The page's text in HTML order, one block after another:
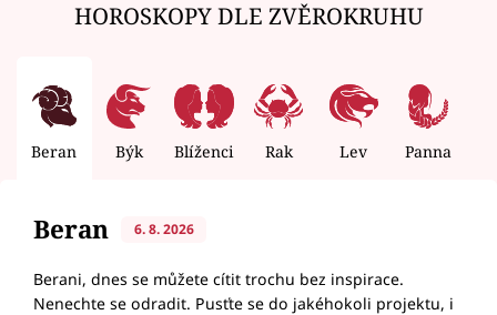
HOROSKOPY DLE ZVĚROKRUHU
Beran Býk Blíženci Rak Lev Panna
Beran 6. 8. 2026
Berani, dnes se můžete cítit trochu bez inspirace.
Nenechte se odradit. Pusťte se do jakéhokoli projektu, i